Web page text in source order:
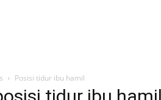
Posisi tidur ibu hamil